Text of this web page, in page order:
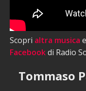
Scopri altra musica
Facebookdi Radio
Tommaso